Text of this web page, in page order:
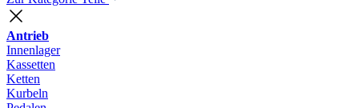
Antrieb
Innenlager
Kassetten
Ketten
Kurbeln